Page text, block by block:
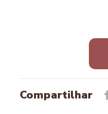
Compartilhar